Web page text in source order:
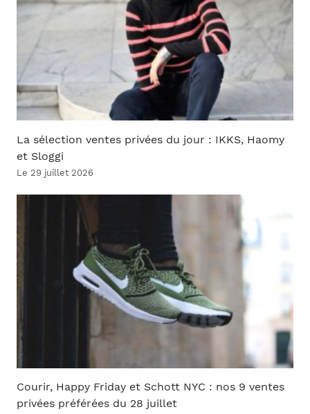
La sélection ventes privées du jour : IKKS, Haomy
et Sloggi
Le 29 juillet 2026
Courir, Happy Friday et Schott NYC : nos 9 ventes
privées préférées du 28 juillet